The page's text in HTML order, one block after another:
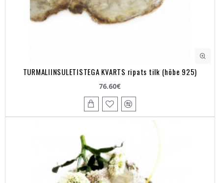
TURMALIINSULETISTEGA KVARTS ripats tilk (hõbe 925)
76.60€